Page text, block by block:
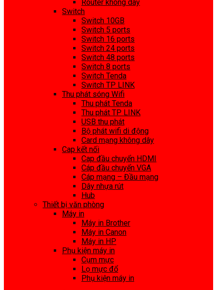
Router không dây
Switch
Switch 10GB
Switch 5 ports
Switch 16 ports
Switch 24 ports
Switch 48 ports
Switch 8 ports
Switch Tenda
Switch TP LINK
Thu phát sóng Wifi
Thu phát Tenda
Thu phát TP LINK
USB thu phát
Bộ phát wifi di động
Card mạng không dây
Cap kết nối
Cap đầu chuyển HDMI
Cáp đầu chuyển VGA
Cáp mạng – Đầu mạng
Dây nhựa rút
Hub
Thiết bị văn phòng
Máy in
Máy in Brother
Máy in Canon
Máy in HP
Phụ kiện máy in
Cụm mực
Lọ mực đổ
Phụ kiện máy in